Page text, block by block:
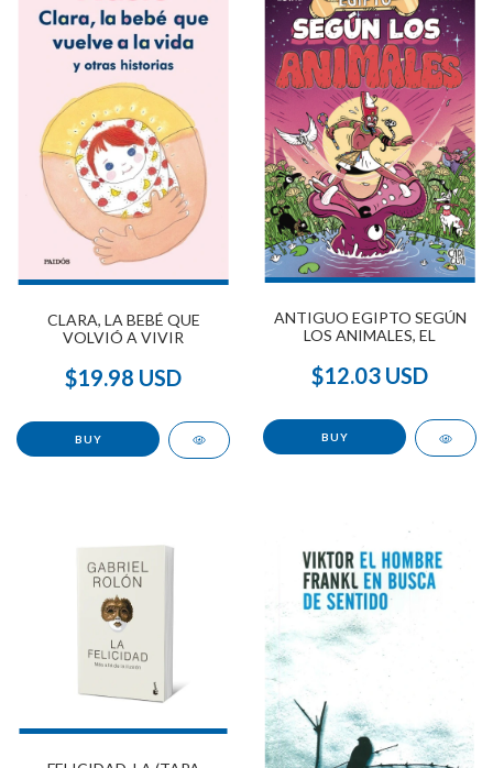
CLARA, LA BEBÉ QUE
VOLVIÓ A VIVIR
$19.98 USD
ANTIGUO EGIPTO SEGÚN
LOS ANIMALES, EL
$12.03 USD